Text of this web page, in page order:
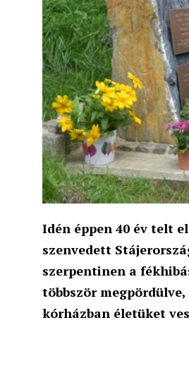
Idén éppen 40 év telt
szenvedett
szerpentinen a
többször
kórházban életüket